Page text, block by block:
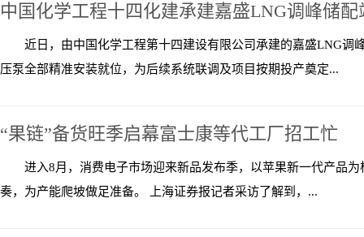
中国化学工程十四化建承建嘉盛LNG调峰储
近日，由中国化学工程第十四建设有限公司承建的嘉盛LNG调
压泵全部精准安装就位，为后续系统联调及项目按期投产奠定...
“果链”备货旺季启幕富士康等代工厂招工忙
进入8月，消费电子市场迎来新品发布季，以苹果新一代产品
奏，为产能爬坡做足准备。 上海证券报记者采访了解到，...